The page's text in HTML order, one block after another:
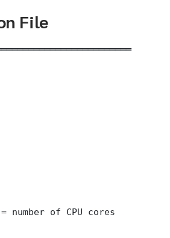
File
number of CPU cores